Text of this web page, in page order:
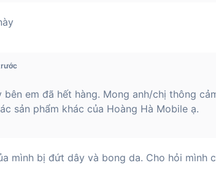
bên em đã hết hàng. Mong anh/chị thông
sản phẩm khác của Hoàng Hà Mobile ạ.
mình bị đứt dây và bong da. Cho hỏi